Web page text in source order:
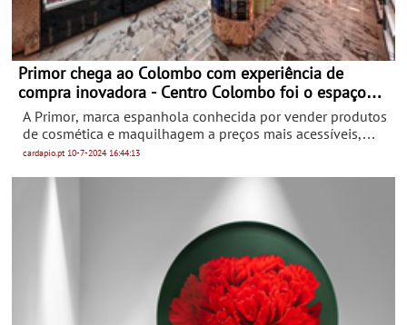
Primor chega ao Colombo com experiência de
compra inovadora - Centro Colombo foi o espaço
escolhido para a marca espanhola reforçar a sua
presença em Portugal
A Primor, marca espanhola conhecida por vender produtos
de cosmética e maquilhagem a preços mais acessíveis,
inaugurou uma nova loja em Lisboa, no Centro Colombo.
a de um design e uma experiência de compra inovadores,
alinhados com os últimos padrões da cadeia.
cardapio.pt 10-7-202416:44:13